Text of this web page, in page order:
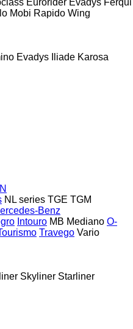
Mobi Rapido Wing
Evadys Iliade Karosa
NL series TGE TGM
Benz
Intouro MB Mediano O-
Travego Vario
Skyliner Starliner